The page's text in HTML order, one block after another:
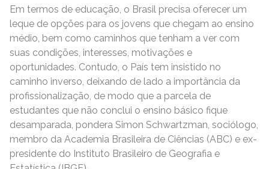
Em termos de educação, o Brasil precisa oferecer um
leque de opções para os jovens que chegam ao ensino
médio, bem como caminhos que tenham a ver com
suas condições, interesses, motivações e
oportunidades. Contudo, o País tem insistido no
caminho inverso, deixando de lado a importância da
profissionalização, de modo que a parcela de
estudantes que não conclui o ensino básico fique
desamparada, pondera Simon Schwartzman, sociólogo,
membro da Academia Brasileira de Ciências (ABC) e ex-
presidente do Instituto Brasileiro de Geografia e